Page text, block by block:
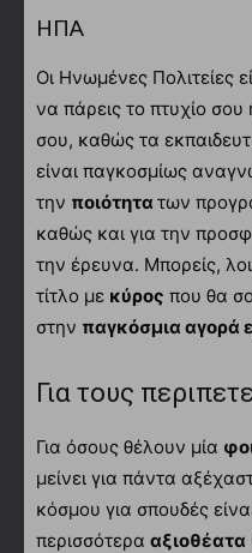
ΗΠΑ
Οι Ηνωμένες Πολιτείες
να πάρεις το πτυχίο
σου, καθώς τα
είναι παγκοσμίως
την ποιότητα των
καθώς και για την
την έρευνα. Μπορείς,
τίτλο με κύρος που θα
στην παγκόσμια αγορά
Για τους
Για όσους θέλουν μία
μείνει για πάντα
κόσμου για σπουδές
περισσότερα αξιοθέατα